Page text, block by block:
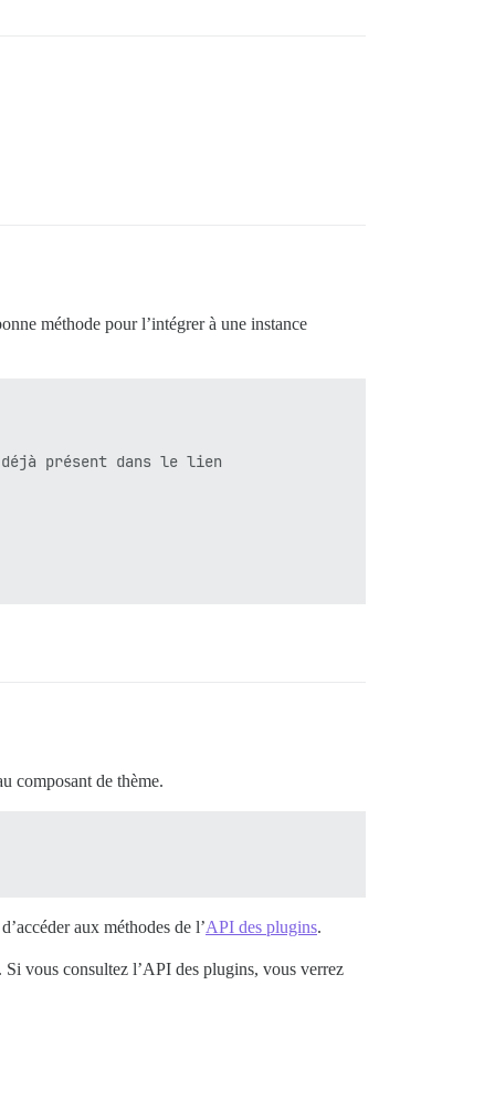
méthode pour l’intégrer à une instance
présent dans le lien
composant de thème.
aux méthodes de l’API des plugins.
vous consultez l’API des plugins, vous verrez